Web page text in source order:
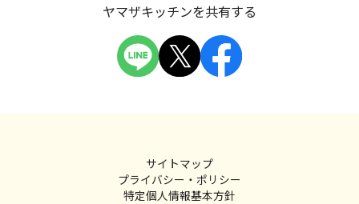
ヤマザキッチンを共有する
サイトマップ
プライバシー・ポリシー
特定個人情報基本方針